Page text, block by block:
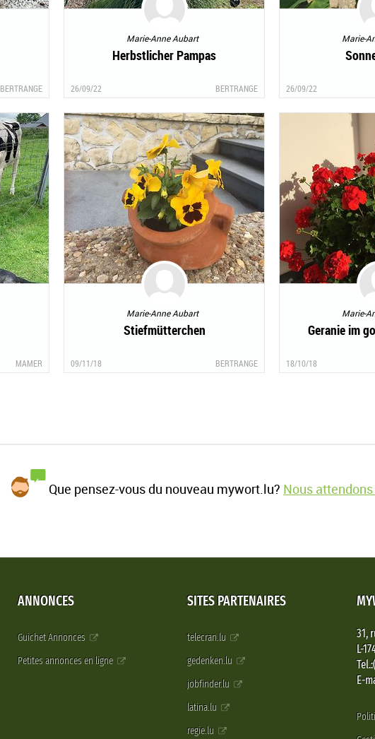
BERTRANGE
Marie-Anne Aubart
Herbstlicher Pampas
26/09/22 BERTRANGE
Marie-
26/09/22
MAMER
Marie-Anne Aubart
Stiefmütterchen
09/11/18 BERTRANGE
Marie-
Geranie im
18/10/18
Que pensez-vous du nouveau mywort.lu? Nous
ANNONCES
Guichet Annonces
Petites annonces en ligne
SITES PARTENAIRES
telecran.lu
gedenken.lu
jobfinder.lu
latina.lu
regie.lu
31,
L-
E-